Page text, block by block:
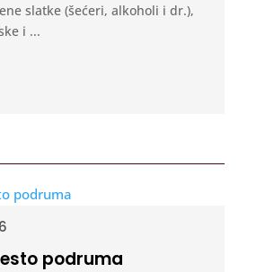
slatke (šećeri, alkoholi i dr.),
i ...
podruma